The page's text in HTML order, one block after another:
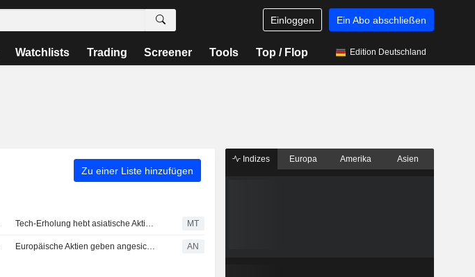
Einloggen Ein Abo abschließen
Watchlists Trading Screener Tools Top / Flop Edition Deutschland
Zu einer Liste hinzufügen
Tech-Erholung hebt asiatische Aktienmärkte MT
Europäische Aktien geben angesichts vager Friedensgespräche nach AN
Indizes Europa Amerika Asien